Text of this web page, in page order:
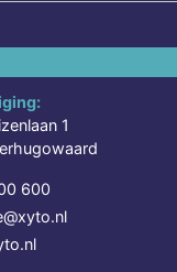
1
600